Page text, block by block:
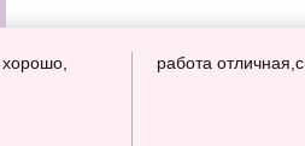
работа